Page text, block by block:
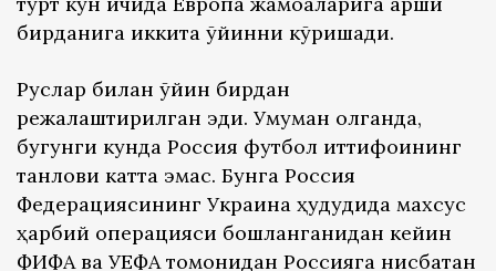
бирданига иккита ўйинни кўришади.
Руслар билан ўйин бирдан
режалаштирилган эди. Умуман олганда,
бугунги кунда Россия футбол иттифоқининг
танлови катта эмас. Бунга Россия
Федерациясининг Украина ҳудудида махсус
ҳарбий операцияси бошланганидан кейин
ФИФА ва УEФА томонидан Россияга нисбатан